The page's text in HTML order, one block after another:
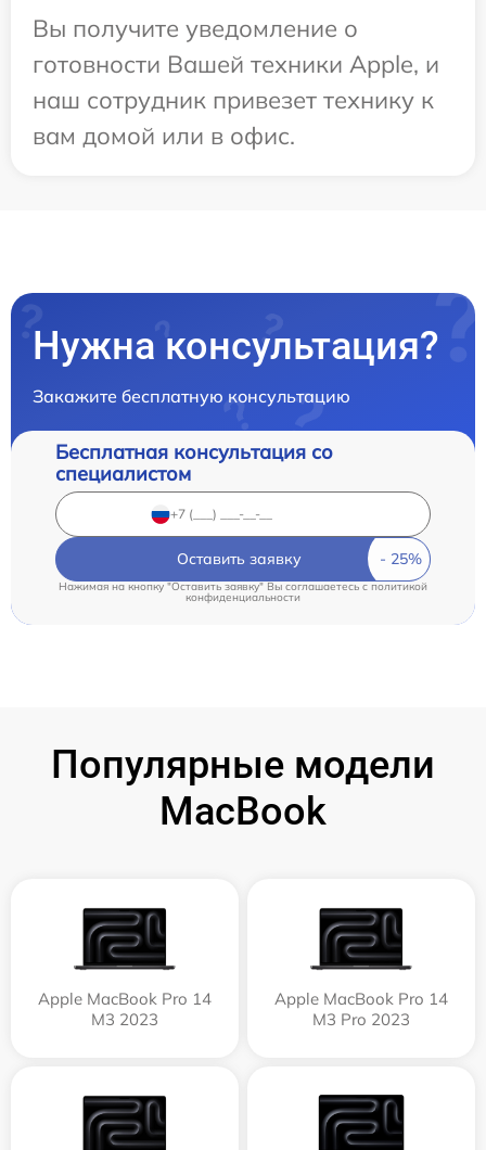
Вы получите уведомление о
готовности Вашей техники Apple, и
наш сотрудник привезет технику к
вам домой или в офис.
Нужна консультация?
Закажите бесплатную консультацию
Бесплатная консультация со
специалистом
Оставить заявку
Нажимая на кнопку "Оставить заявку" Вы соглашаетесь cполитикой
конфиденциальности
Популярные модели
MacBook
Apple MacBook Pro 14
M3 2023
Apple MacBook Pro 14
M3 Pro 2023